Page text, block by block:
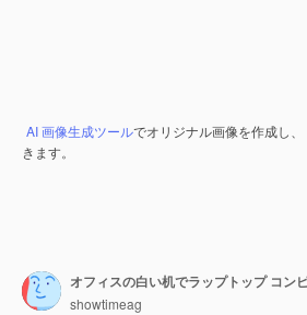
AI 画像生成ツールでオリジナル画像を作成し、
きます。
showtimeag